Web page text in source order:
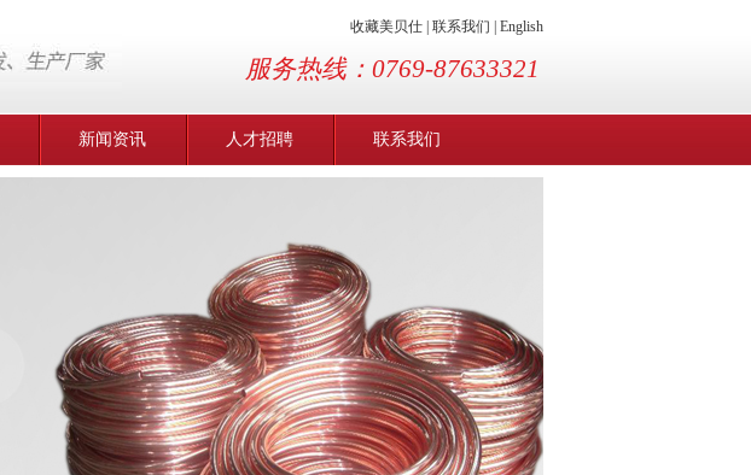
收藏美贝仕 联系我们 English
服务热线：0769-87633321
新闻资讯 人才招聘 联系我们